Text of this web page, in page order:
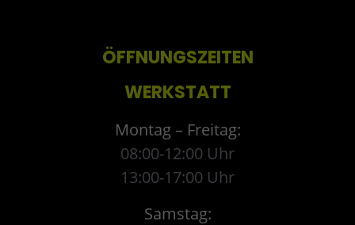
ÖFFNUNGSZEITEN
WERKSTATT
Montag – Freitag:
08:00-12:00 Uhr
13:00-17:00 Uhr
Samstag: